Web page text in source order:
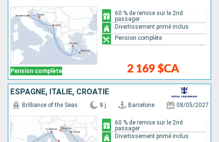
Pension complète 2 169 $CA
60 % de remise sur le 2nd
passager
Divertissement primé inclus
Pension complète
ESPAGNE, ITALIE, CROATIE
Brilliance of the Seas 8 j Barcelone 08/05/2027
60 % de remise sur le 2nd
passager
Divertissement primé inclus